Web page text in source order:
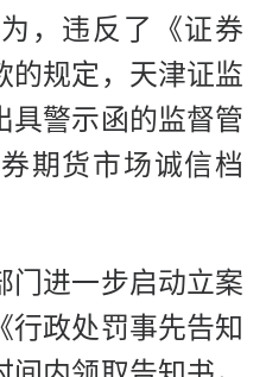
，违反了《证券
的规定，天津证监
具警示函的监督管
期货市场诚信档
门进一步启动立案
行政处罚事先告知